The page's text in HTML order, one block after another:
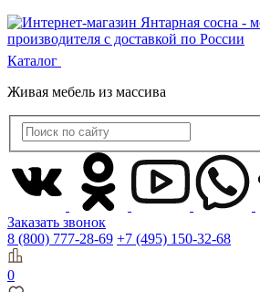
Каталог
Живая мебель из массива
Заказать звонок
8 (800) 777-28-69 +7 (495) 150-32-68
0